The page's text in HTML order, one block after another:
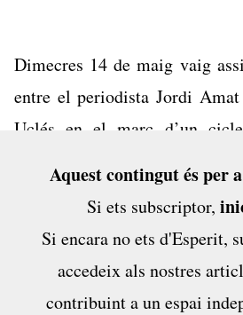
Dimecres 14 de maig vaig
entre el periodista Jordi
Uclés en el marc d’un cicle
tancat, i ara que el dia s’allarga
en un amfiteatre a les
Tanmateix, la sala era
exhaurides. Amat i Uclés estan
Aquest contingut és per
Si ets subscriptor,
Si encara no ets d'Esperit,
accedeix als nostres
contribuint a un espai